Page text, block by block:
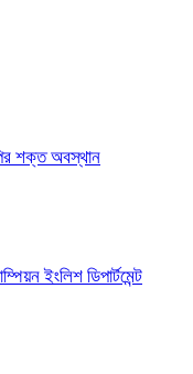
শক্ত অবস্থান
ইংলিশ ডিপার্টমেন্ট